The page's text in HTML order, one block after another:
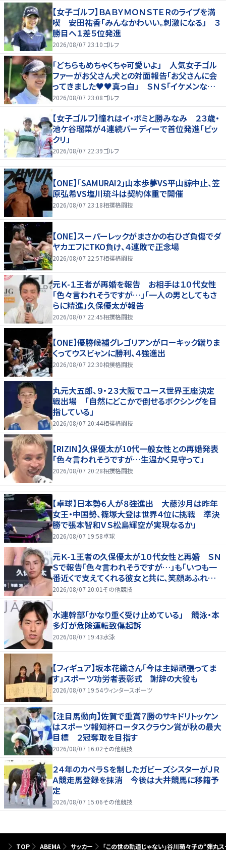
【女子ゴルフ】ＢＡＢＹＭＯＮＳＴＥＲのライブを満
喫 安田祐香「みんなかわいい。刺激になる」 ３
勝目へ１差５位発進
2026/08/07 23:10ゴルフ
「どちらもめちゃくちゃ可愛いよ」 人気女子ゴル
ファーがお父さん犬との対面報告「お父さんに会
ってきました♥♥真っ白」 ＳＮＳ「イケメンなお
父さん」「白戸家入りするんですか？」
2026/08/07 23:08ゴルフ
【女子ゴルフ】憧れはイ・ボミと勝みなみ ２３歳・
池ケ谷瑠菜が４連続バーディーで首位発進「ビッ
クリ」
2026/08/07 22:39ゴルフ
【ONE】「SAMURAI2」山本歩夢VS平山諒中止、笠
原弘希VS塩川琉斗は契約体重で開催
2026/08/07 23:18相撲格闘技
【ONE】スーパーレックがまさかの右ひざ負傷でダ
ヤカエフにTKO負け、４連敗で正念場
2026/08/07 22:57相撲格闘技
元Ｋ-１王者が再婚を報告 お相手は１０代女性
「色々言われそうですが…」「一人の男としてもさ
らに精進」久保優太が報告
2026/08/07 22:45相撲格闘技
【ONE】優勝候補グレゴリアンがローキック蹴りま
くってウスビャンに勝利、４強進出
2026/08/07 22:30相撲格闘技
丸元大五郎、９・２３大阪でユース世界王座決定
戦出場 「自然にどこかで倒せるボクシングを目
指している」
2026/08/07 20:44相撲格闘技
【RIZIN】久保優太が10代一般女性との再婚発表
「色々言われそうですが…生温かく見守って」
2026/08/07 20:28相撲格闘技
【卓球】日本勢６人が８強進出 大藤沙月は昨年
女王・中国勢、篠塚大登は世界４位に挑戦 準決
勝で張本智和ＶＳ松島輝空が実現なるか」
2026/08/07 19:58卓球
元Ｋ-１王者の久保優太が１０代女性と再婚 ＳＮ
Ｓで報告「色々言われそうですが…」も「いつも一
番近くで支えてくれる彼女と共に、笑顔あふれる
家庭を築いていきたい」
2026/08/07 20:01 その他競技
水連幹部「かなり重く受け止めている」 競泳・本
多灯が危険運転致傷起訴
2026/08/07 19:43水泳
【フィギュア】坂本花織さん「今は主婦頑張ってま
す」スポーツ功労者表彰式 謝辞の大役も
2026/08/07 19:54ウィンタースポーツ
【注目馬動向】佐賀で重賞７勝のサキドリトッケン
はスポーツ報知杯ロータスクラウン賞が秋の最大
目標 ２冠奪取を目指す
2026/08/07 16:02その他競技
２４年のカペラＳを制したガビーズシスターがＪＲ
Ａ競走馬登録を抹消 今後は大井競馬に移籍予
定
2026/08/07 15:06その他競技
TOP ABEMA サッカー 「この世の軌道じゃない」谷川萌々子の“弾丸